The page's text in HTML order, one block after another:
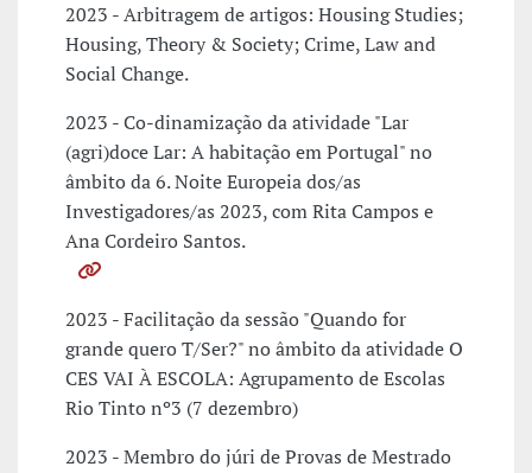
2023 - Arbitragem de artigos: Housing Studies;
Housing, Theory & Society; Crime, Law and
Social Change.
2023 - Co-dinamização da atividade "Lar
(agri)doce Lar: A habitação em Portugal" no
âmbito da 6. Noite Europeia dos/as
Investigadores/as 2023, com Rita Campos e
Ana Cordeiro Santos.
2023 - Facilitação da sessão "Quando for
grande quero T/Ser?" no âmbito da atividade O
CES VAI À ESCOLA: Agrupamento de Escolas
Rio Tinto nº3 (7 dezembro)
2023 - Membro do júri de Provas de Mestrado